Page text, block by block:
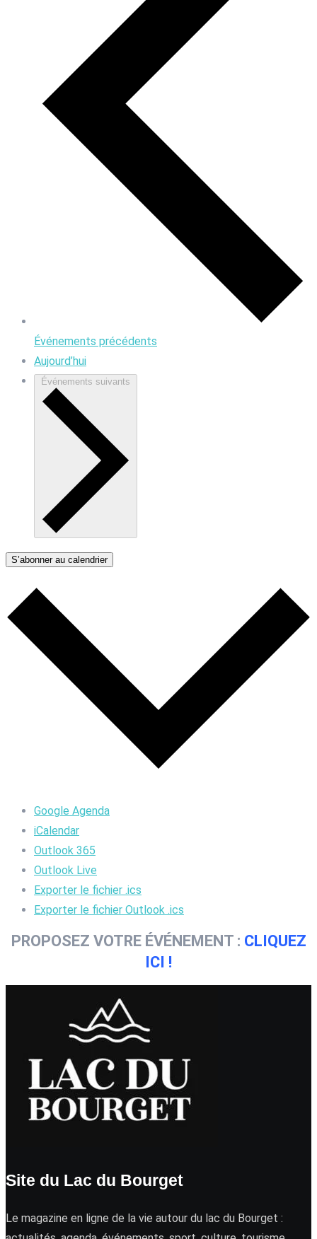
Événements précédents
Aujourd’hui
Événements suivants
S’abonner au calendrier
Google Agenda
iCalendar
Outlook 365
Outlook Live
Exporter le fichier .ics
Exporter le fichier Outlook .ics
PROPOSEZ VOTRE ÉVÉNEMENT : CLIQUEZ
ICI !
Site du Lac du Bourget
Le magazine en ligne de la vie autour du lac du Bourget :